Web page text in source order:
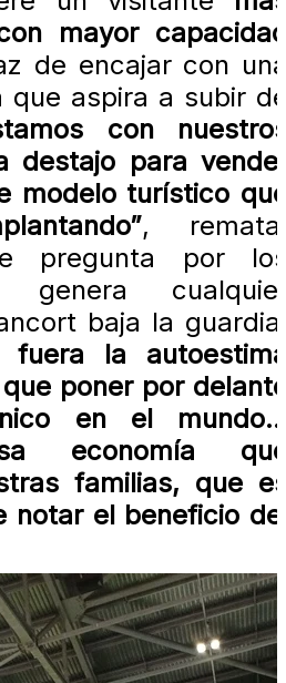
mayor
de encajar con
que aspira a subir
con
destajo para
modelo turístico
,
pregunta por
genera
baja la
fuera la
poner por
en el
economía
familias, que
notar el beneficio